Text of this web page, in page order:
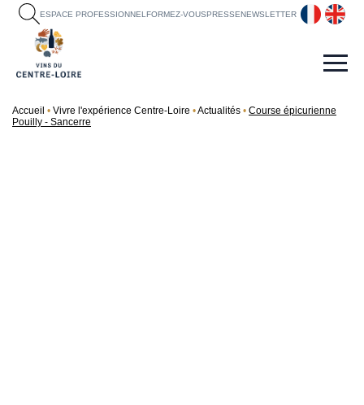
ESPACE PROFESSIONNEL FORMEZ-VOUSPRESSENEWSLETTER fr en
Accueil Vivre l'expérience Centre-Loire Actualités
Course épicurienne
Pouilly - Sancerre